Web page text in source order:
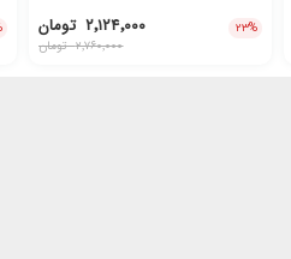
۲۳% ۲٬۱۲۴٬۰۰۰ تومان
۲٬۷۶۰٬۰۰۰تومان